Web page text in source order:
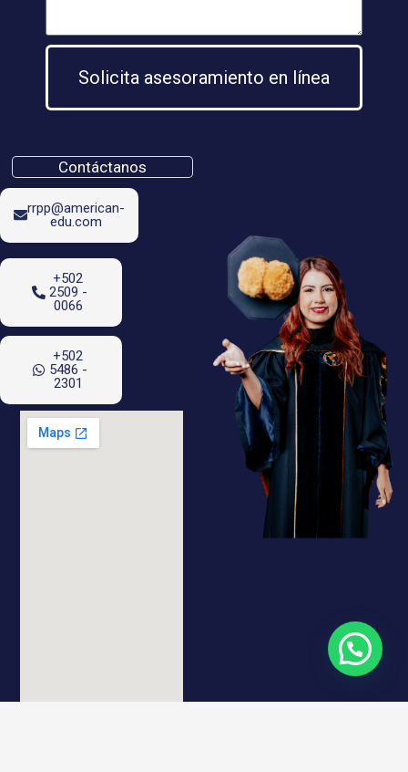
Solicita asesoramiento en línea
Contáctanos
rrpp@american-
edu.com
+502
2509 -
0066
+502
5486 -
2301